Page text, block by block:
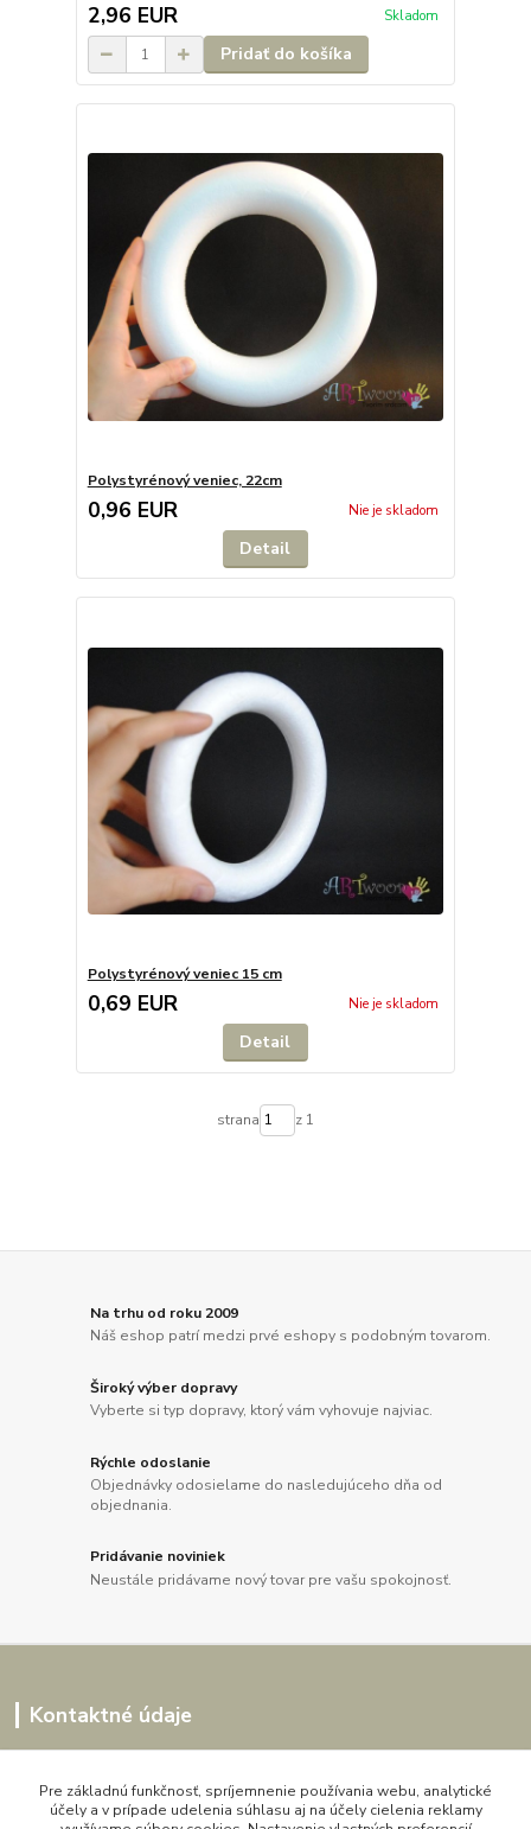
2,96 EUR Skladom
Pridať do košíka
Polystyrénový veniec, 22cm
0,96 EUR Nie je skladom
Detail
Polystyrénový veniec 15 cm
0,69 EUR Nie je skladom
Detail
strana z 1
Na trhu od roku 2009
Náš eshop patrí medzi prvé eshopy s podobným tovarom.
Široký výber dopravy
Vyberte si typ dopravy, ktorý vám vyhovuje najviac.
Rýchle odoslanie
Objednávky odosielame do nasledujúceho dňa od
objednania.
Pridávanie noviniek
Neustále pridávame nový tovar pre vašu spokojnosť.
Kontaktné údaje
0907864188
pon. - pia. 9,00 do 16,00h
Pre základnú funkčnosť, spríjemnenie používania webu, analytické
účely a v prípade udelenia súhlasu aj na účely cielenia reklamy